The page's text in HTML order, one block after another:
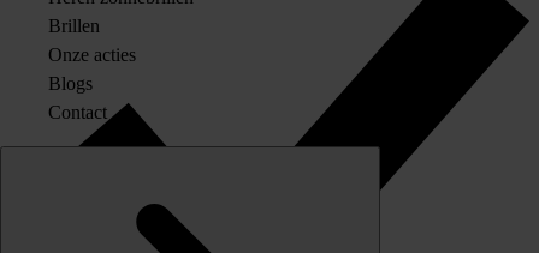
Brillen
Onze acties
Blogs
Contact